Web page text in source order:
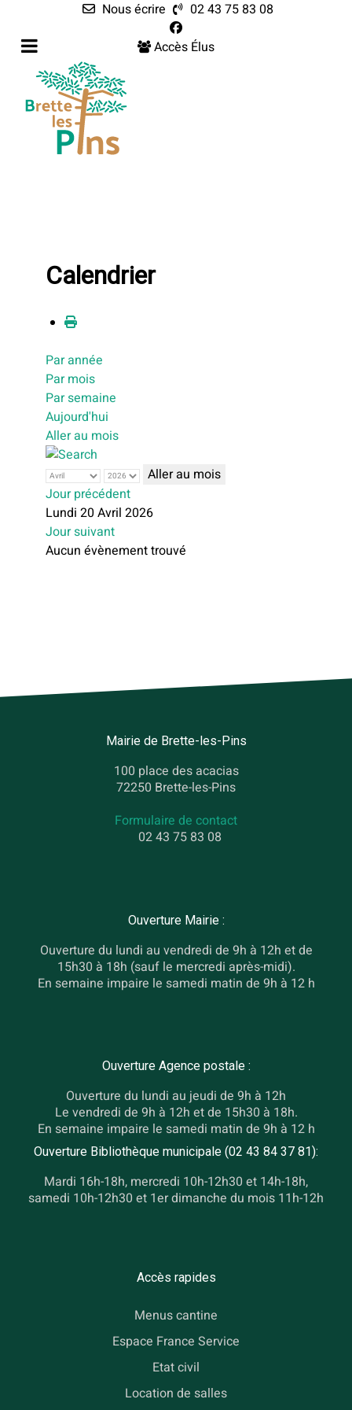
Nous écrire
02 43 75 83 08
Accès Élus
Calendrier
Par année
Par mois
Par semaine
Aujourd'hui
Aller au mois
Aller au mois
Jour précédent
Lundi 20 Avril 2026
Jour suivant
Aucun évènement trouvé
Mairie de Brette-les-Pins
100 place des acacias
72250 Brette-les-Pins
Formulaire de contact
02 43 75 83 08
Ouverture Mairie :
Ouverture du lundi au vendredi de 9h à 12h et de
15h30 à 18h (sauf le mercredi après-midi).
En semaine impaire le samedi matin de 9h à 12 h
Ouverture Agence postale :
Ouverture du lundi au jeudi de 9h à 12h
Le vendredi de 9h à 12h et de 15h30 à 18h.
En semaine impaire le samedi matin de 9h à 12 h
Ouverture Bibliothèque municipale (02 43 84 37 81):
Mardi 16h-18h, mercredi 10h-12h30 et 14h-18h,
samedi 10h-12h30 et 1er dimanche du mois 11h-12h
Accès rapides
Menus cantine
Espace France Service
Etat civil
Location de salles